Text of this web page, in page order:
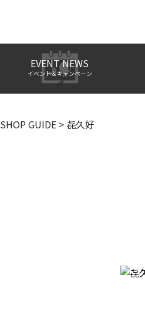
EVENT NEWS
イベント＆キャンペーン
SHOP GUIDE > 㐂久好